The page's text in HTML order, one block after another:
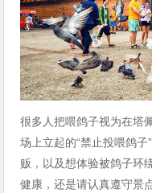
很多人把喂鸽子视为在塔
场上立起的“禁止投喂鸽
贩，以及想体验被鸽子环
健康，还是请认真遵守景